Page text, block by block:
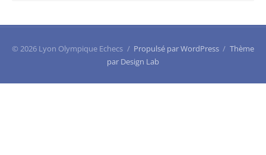
© 2026 Lyon Olympique Echecs / Propulsé par WordPress / Thème
par Design Lab